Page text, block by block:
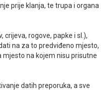
prije klanja, te trupa i organa
crijeva, rogove, papke i sl.),
na za to predviđeno mjesto,
na kojem nisu prisutne
datih preporuka, a sve